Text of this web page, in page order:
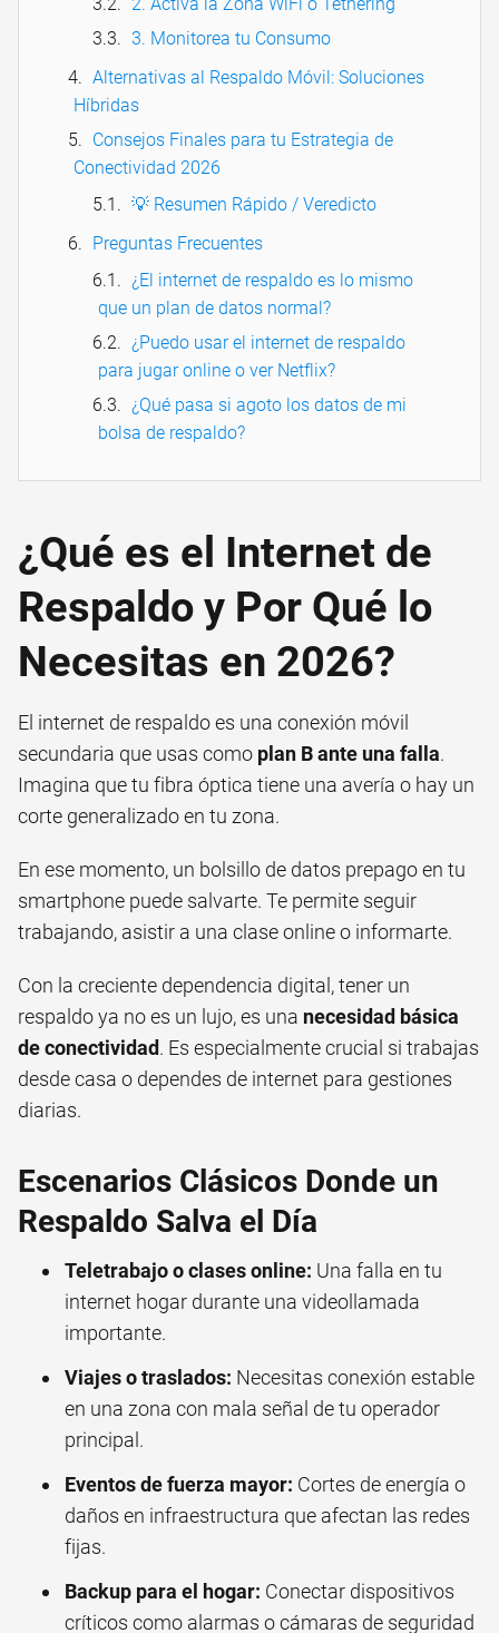
3. Monitorea tu Consumo
Alternativas al Respaldo Móvil: Soluciones
Híbridas
Consejos Finales para tu Estrategia de
Conectividad 2026
💡 Resumen Rápido / Veredicto
Preguntas Frecuentes
¿El internet de respaldo es lo mismo
que un plan de datos normal?
¿Puedo usar el internet de respaldo
para jugar online o ver Netflix?
¿Qué pasa si agoto los datos de mi
bolsa de respaldo?
¿Qué es el Internet de
Respaldo y Por Qué lo
Necesitas en 2026?
El internet de respaldo es una conexión móvil
secundaria que usas como plan B ante una falla.
Imagina que tu fibra óptica tiene una avería o hay un
corte generalizado en tu zona.
En ese momento, un bolsillo de datos prepago en tu
smartphone puede salvarte. Te permite seguir
trabajando, asistir a una clase online o informarte.
Con la creciente dependencia digital, tener un
respaldo ya no es un lujo, es una necesidad básica
de conectividad. Es especialmente crucial si trabajas
desde casa o dependes de internet para gestiones
diarias.
Escenarios Clásicos Donde un
Respaldo Salva el Día
Teletrabajo o clases online: Una falla en tu
internet hogar durante una videollamada
importante.
Viajes o traslados: Necesitas conexión estable
en una zona con mala señal de tu operador
principal.
Eventos de fuerza mayor: Cortes de energía o
daños en infraestructura que afectan las redes
fijas.
Backup para el hogar: Conectar dispositivos
críticos como alarmas o cámaras de seguridad